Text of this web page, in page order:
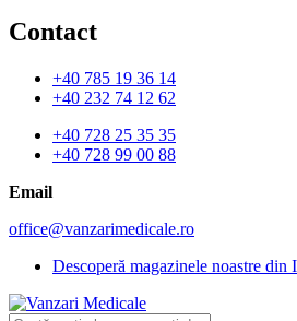
Contact
+40 785 19 36 14
+40 232 74 12 62
+40 728 25 35 35
+40 728 99 00 88
Email
office@vanzarimedicale.ro
Descoperă magazinele noastre din